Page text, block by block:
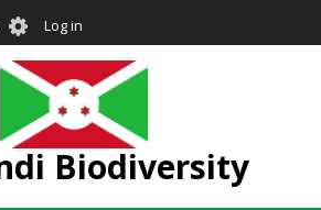
User
account
menu
Log in
Biodiversity